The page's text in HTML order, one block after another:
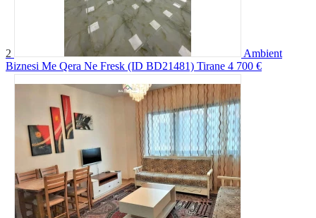
2
Ambient
Biznesi Me Qera Ne Fresk (ID BD21481) Tirane 4 700 €